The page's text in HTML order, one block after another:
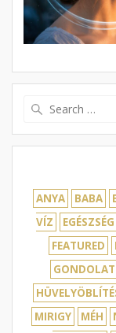
ANYA BABA
VÍZ
EGÉSZSÉG
FEATURED
GONDOLAT
MIRIGY
MÉH